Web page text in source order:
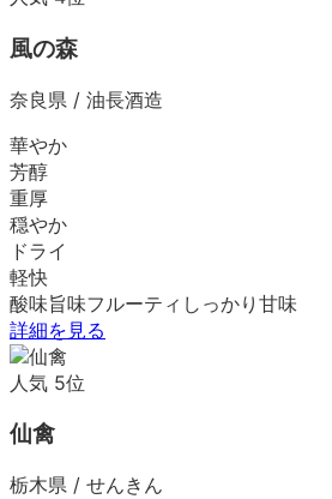
風の森
奈良県 / 油長酒造
華やか
芳醇
重厚
穏やか
ドライ
軽快
酸味旨味フルーティ しっかり 甘味
詳細を見る
人気 5位
仙禽
栃木県 / せんきん